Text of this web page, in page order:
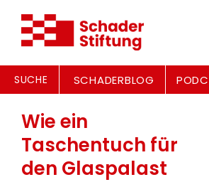
SUCHE SCHADERBLOG
Wie ein
Taschentuch für
den Glaspalast